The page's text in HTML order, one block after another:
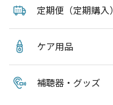
定期便（定期購入）
ケア用品
補聴器・グッズ